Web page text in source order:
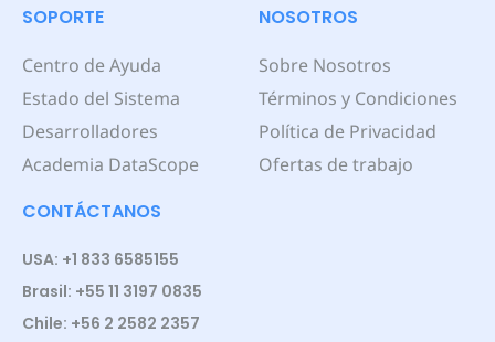
SOPORTE
Centro de Ayuda
Estado del Sistema
Desarrolladores
Academia DataScope
NOSOTROS
Sobre Nosotros
Términos y Condiciones
Política de Privacidad
Ofertas de trabajo
CONTÁCTANOS
USA: +1 833 6585155
Brasil: +55 11 3197 0835
Chile: +56 2 2582 2357